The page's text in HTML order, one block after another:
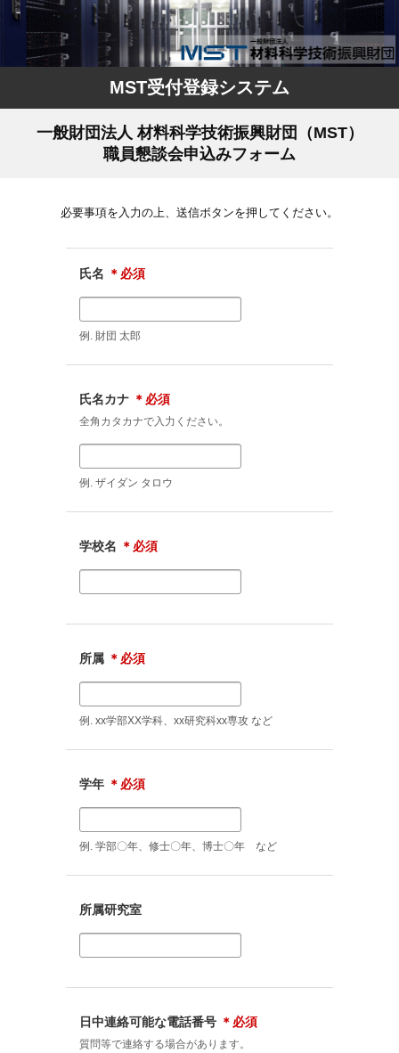
MST受付登録システム
一般財団法人 材料科学技術振興財団（MST）
職員懇談会申込みフォーム
必要事項を入力の上、送信ボタンを押してください。
氏名 ＊必須
例. 財団 太郎
氏名カナ ＊必須
全角カタカナで入力ください。
例. ザイダン タロウ
学校名 ＊必須
所属 ＊必須
例. xx学部XX学科、xx研究科xx専攻 など
学年 ＊必須
例. 学部〇年、修士〇年、博士〇年 など
所属研究室
日中連絡可能な電話番号 ＊必須
質問等で連絡する場合があります。